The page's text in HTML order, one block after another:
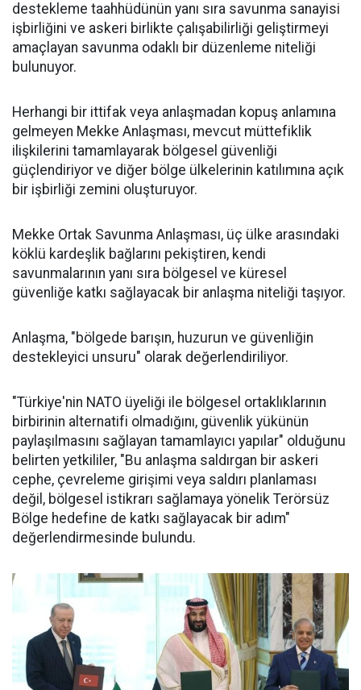
destekleme taahhüdünün yanı sıra savunma sanayisi
işbirliğini ve askeri birlikte çalışabilirliği geliştirmeyi
amaçlayan savunma odaklı bir düzenleme niteliği
bulunuyor.
Herhangi bir ittifak veya anlaşmadan kopuş anlamına
gelmeyen Mekke Anlaşması, mevcut müttefiklik
ilişkilerini tamamlayarak bölgesel güvenliği
güçlendiriyor ve diğer bölge ülkelerinin katılımına açık
bir işbirliği zemini oluşturuyor.
Mekke Ortak Savunma Anlaşması, üç ülke arasındaki
köklü kardeşlik bağlarını pekiştiren, kendi
savunmalarının yanı sıra bölgesel ve küresel
güvenliğe katkı sağlayacak bir anlaşma niteliği taşıyor.
Anlaşma, "bölgede barışın, huzurun ve güvenliğin
destekleyici unsuru" olarak değerlendiriliyor.
"Türkiye'nin NATO üyeliği ile bölgesel ortaklıklarının
birbirinin alternatifi olmadığını, güvenlik yükünün
paylaşılmasını sağlayan tamamlayıcı yapılar" olduğunu
belirten yetkililer, "Bu anlaşma saldırgan bir askeri
cephe, çevreleme girişimi veya saldırı planlaması
değil, bölgesel istikrarı sağlamaya yönelik Terörsüz
Bölge hedefine de katkı sağlayacak bir adım"
değerlendirmesinde bulundu.